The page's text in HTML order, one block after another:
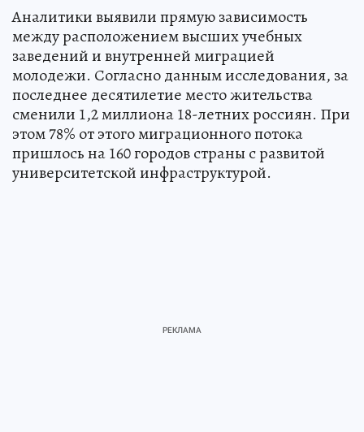
Аналитики выявили прямую зависимость
между расположением высших учебных
заведений и внутренней миграцией
молодежи. Согласно данным исследования, за
последнее десятилетие место жительства
сменили 1,2 миллиона 18-летних россиян. При
этом 78% от этого миграционного потока
пришлось на 160 городов страны с развитой
университетской инфраструктурой.